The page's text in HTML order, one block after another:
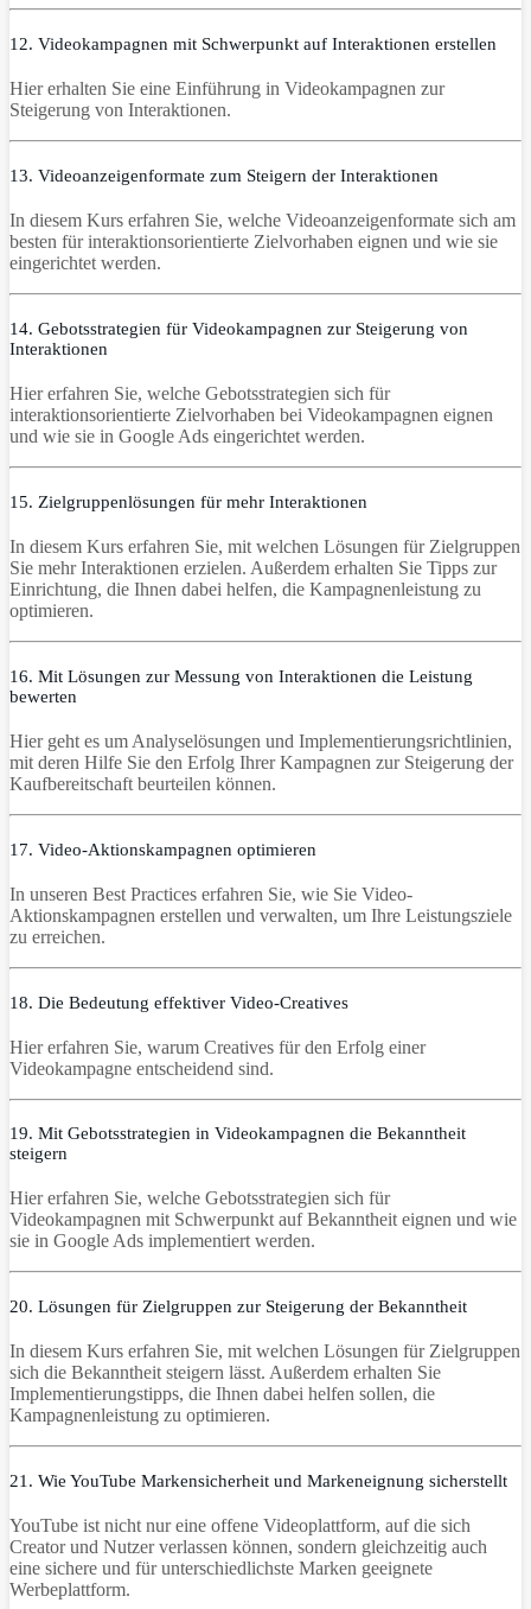
12. Videokampagnen mit Schwerpunkt auf Interaktionen erstellen
Hier erhalten Sie eine Einführung in Videokampagnen zur
Steigerung von Interaktionen.
13. Videoanzeigenformate zum Steigern der Interaktionen
In diesem Kurs erfahren Sie, welche Videoanzeigenformate sich am
besten für interaktionsorientierte Zielvorhaben eignen und wie sie
eingerichtet werden.
14. Gebotsstrategien für Videokampagnen zur Steigerung von
Interaktionen
Hier erfahren Sie, welche Gebotsstrategien sich für
interaktionsorientierte Zielvorhaben bei Videokampagnen eignen
und wie sie in Google Ads eingerichtet werden.
15. Zielgruppenlösungen für mehr Interaktionen
In diesem Kurs erfahren Sie, mit welchen Lösungen für Zielgruppen
Sie mehr Interaktionen erzielen. Außerdem erhalten Sie Tipps zur
Einrichtung, die Ihnen dabei helfen, die Kampagnenleistung zu
optimieren.
16. Mit Lösungen zur Messung von Interaktionen die Leistung
bewerten
Hier geht es um Analyselösungen und Implementierungsrichtlinien,
mit deren Hilfe Sie den Erfolg Ihrer Kampagnen zur Steigerung der
Kaufbereitschaft beurteilen können.
17. Video-Aktionskampagnen optimieren
In unseren Best Practices erfahren Sie, wie Sie Video-
Aktionskampagnen erstellen und verwalten, um Ihre Leistungsziele
zu erreichen.
18. Die Bedeutung effektiver Video-Creatives
Hier erfahren Sie, warum Creatives für den Erfolg einer
Videokampagne entscheidend sind.
19. Mit Gebotsstrategien in Videokampagnen die Bekanntheit
steigern
Hier erfahren Sie, welche Gebotsstrategien sich für
Videokampagnen mit Schwerpunkt auf Bekanntheit eignen und wie
sie in Google Ads implementiert werden.
20. Lösungen für Zielgruppen zur Steigerung der Bekanntheit
In diesem Kurs erfahren Sie, mit welchen Lösungen für Zielgruppen
sich die Bekanntheit steigern lässt. Außerdem erhalten Sie
Implementierungstipps, die Ihnen dabei helfen sollen, die
Kampagnenleistung zu optimieren.
21. Wie YouTube Markensicherheit und Markeneignung sicherstellt
YouTube ist nicht nur eine offene Videoplattform, auf die sich
Creator und Nutzer verlassen können, sondern gleichzeitig auch
eine sichere und für unterschiedlichste Marken geeignete
Werbeplattform.